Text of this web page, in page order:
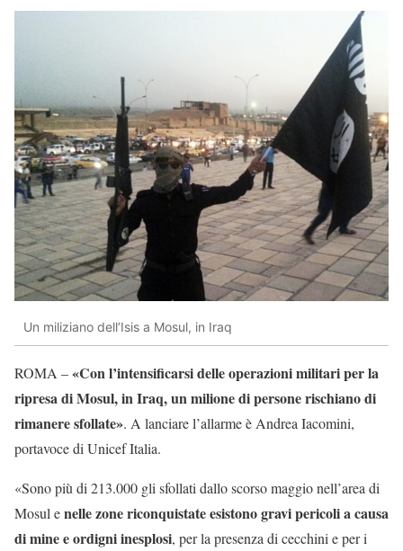
Un miliziano dell’Isis a Mosul, in Iraq
ROMA –«Con l’intensificarsi delle operazioni militari per la
ripresa di Mosul, in Iraq, un milione di persone rischiano di
rimanere sfollate». A lanciare l’allarme è Andrea Iacomini,
portavoce di Unicef Italia.
«Sono più di 213.000 gli sfollati dallo scorso maggio nell’area di
Mosul enelle zone riconquistate esistono gravi pericoli a causa
di mine e ordigni inesplosi, per la presenza di cecchini e per i